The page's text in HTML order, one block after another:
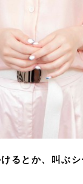
るとか、叫ぶシ